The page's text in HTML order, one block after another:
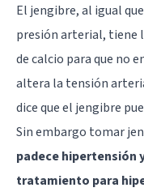
El jengibre, al igual
presión arterial, tiene
de calcio para que no
altera la tensión
dice que el jengibre
Sin embargo tomar
padece hipertensión
tratamiento para